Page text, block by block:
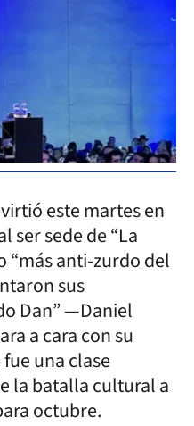
este martes en
ser sede de “La
“más anti-zurdo del
sus
Dan” —Daniel
a cara con su
una clase
la batalla cultural a
octubre.